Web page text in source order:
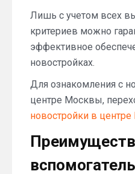
Лишь с учетом всех
критериев можно
эффективное
новостройках.
Для ознакомления с
центре Москвы,
новостройки в